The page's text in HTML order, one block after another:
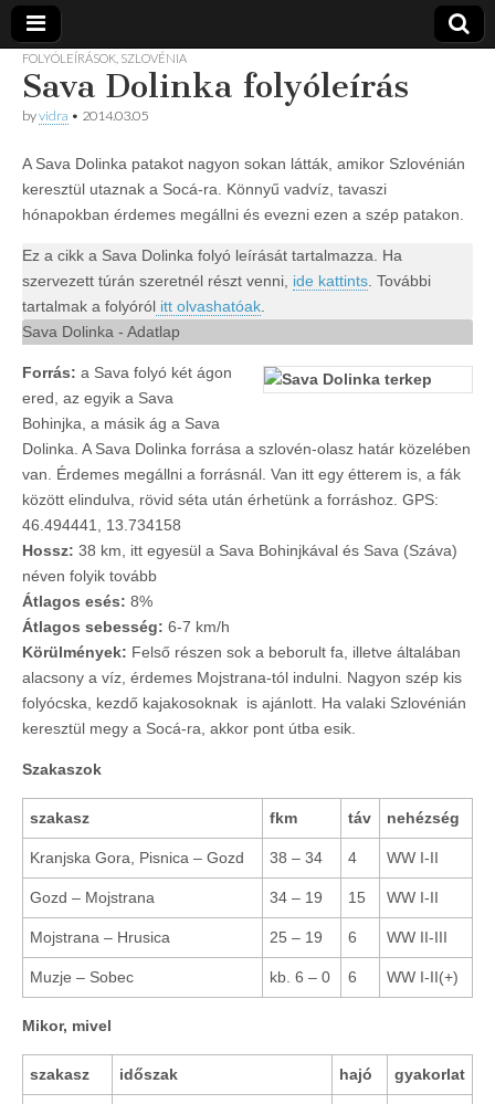
Vidra
Vízitúra
… vízitúra
szervezés,
vadvíz,
kajak-kenu
bolt,
vidraságok…
FOLYÓLEÍRÁSOK SZLOVÉNIA
Sava Dolinka folyóleírás
byvidra • 2014.03.05
A Sava Dolinka patakot nagyon sokan látták, amikor Szlovénián
keresztül utaznak a Socá-ra. Könnyű vadvíz, tavaszi
hónapokban érdemes megállni és evezni ezen a szép patakon.
Ez a cikk a Sava Dolinka folyó leírását tartalmazza. Ha
szervezett túrán szeretnél részt venni, ide kattints . További
tartalmak a folyóról itt olvashatóak
Sava Dolinka - Adatlap
Forrás: a Sava folyó két ágon
ered, az egyik a Sava
Bohinjka, a másik ág a Sava
Dolinka. A Sava Dolinka forrása a szlovén-olasz határ közelében
van. Érdemes megállni a forrásnál. Van itt egy étterem is, a fák
között elindulva, rövid séta után érhetünk a forráshoz. GPS:
46.494441, 13.734158
Hossz: 38 km, itt egyesül a Sava Bohinjkával és Sava (Száva)
néven folyik tovább
Átlagos esés: 8%
Átlagos sebesség: 6-7 km/h
Körülmények: Felső részen sok a beborult fa, illetve általában
alacsony a víz, érdemes Mojstrana-tól indulni. Nagyon szép kis
folyócska, kezdő kajakosoknak is ajánlott. Ha valaki Szlovénián
keresztül megy a Socá-ra, akkor pont útba esik.
Szakaszok
szakasz fkm táv nehézség
Kranjska Gora, Pisnica – Gozd 38 – 34 4 WW I-II
Gozd – Mojstrana 34 – 19 15 WW I-II
Mojstrana – Hrusica 25 – 19 6 WW II-III
Muzje – Sobec kb. 6 – 0 6 WW I-II(+)
Mikor, mivel
szakasz időszak hajó gyakorlat